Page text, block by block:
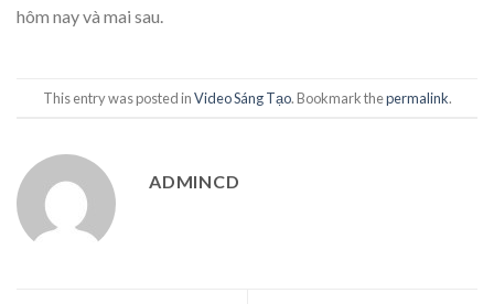
hôm nay và mai sau.
This entry was posted inVideo Sáng Tạo. Bookmark thepermalink.
ADMINCD